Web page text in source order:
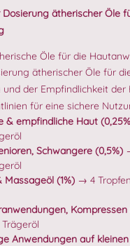
ätherischer Öle
ätherischer Öle für
der Empfindlichkeit der
für eine sichere
& empfindliche Haut
Schwangere (0,5%)
Massageöl (1%) → 4
Kompressen
Anwendungen auf